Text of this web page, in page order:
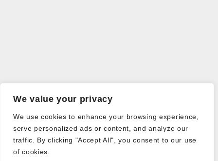
We value your privacy
We use cookies to enhance your browsing experience,
serve personalized ads or content, and analyze our
traffic. By clicking "Accept All", you consent to our use
of cookies.